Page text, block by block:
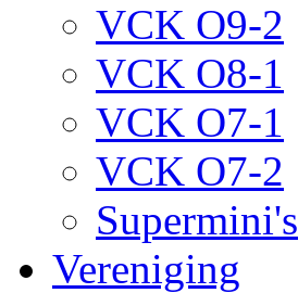
VCK O9-2
VCK O8-1
VCK O7-1
VCK O7-2
Supermini's
Vereniging